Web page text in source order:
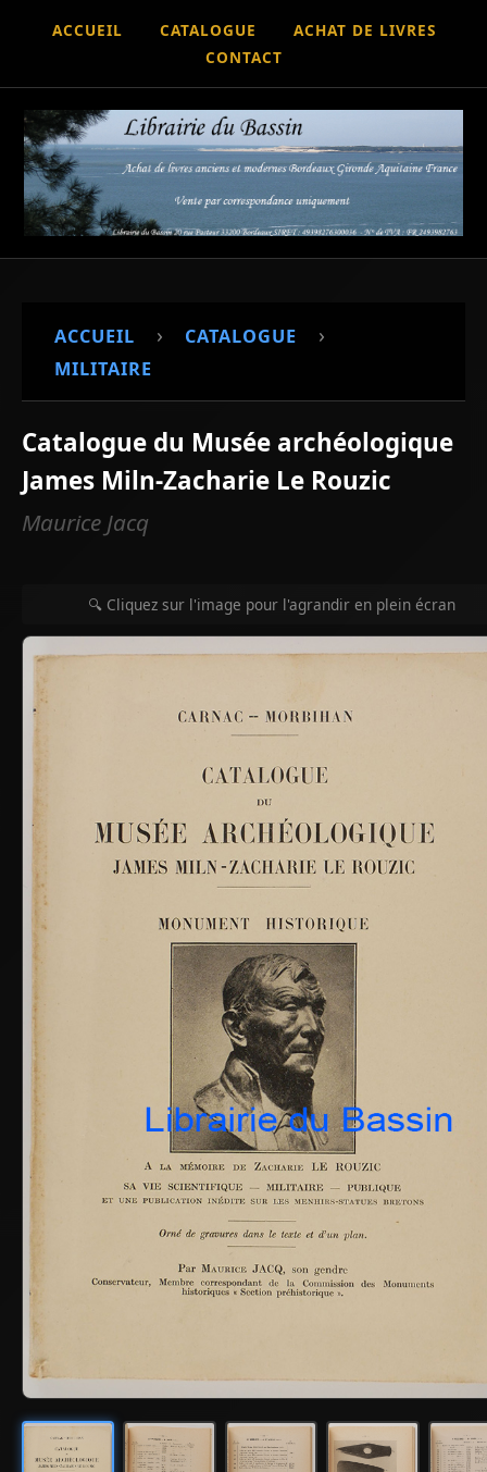
ACCUEIL CATALOGUE
ACHAT DE LIVRES
CONTACT
ACCUEIL › CATALOGUE ›
MILITAIRE
Catalogue du Musée archéologique
James Miln-Zacharie Le Rouzic
Maurice Jacq
🔍 Cliquez sur l'image pour l'agrandir en plein écran